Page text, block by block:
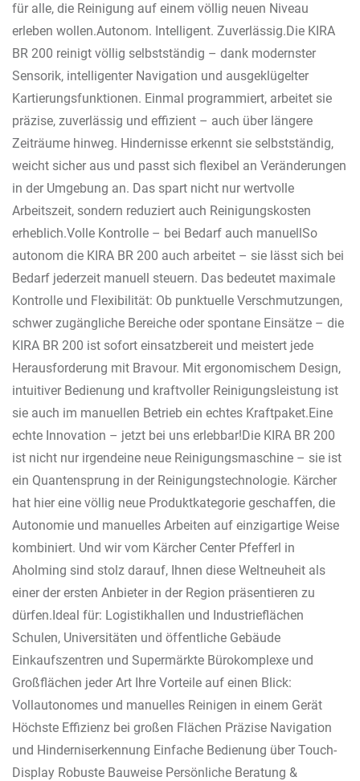
für alle, die Reinigung auf einem völlig neuen Niveau
erleben wollen.Autonom. Intelligent. Zuverlässig.Die KIRA
BR 200 reinigt völlig selbstständig – dank modernster
Sensorik, intelligenter Navigation und ausgeklügelter
Kartierungsfunktionen. Einmal programmiert, arbeitet sie
präzise, zuverlässig und effizient – auch über längere
Zeiträume hinweg. Hindernisse erkennt sie selbstständig,
weicht sicher aus und passt sich flexibel an Veränderungen
in der Umgebung an. Das spart nicht nur wertvolle
Arbeitszeit, sondern reduziert auch Reinigungskosten
erheblich.Volle Kontrolle – bei Bedarf auch manuellSo
autonom die KIRA BR 200 auch arbeitet – sie lässt sich bei
Bedarf jederzeit manuell steuern. Das bedeutet maximale
Kontrolle und Flexibilität: Ob punktuelle Verschmutzungen,
schwer zugängliche Bereiche oder spontane Einsätze – die
KIRA BR 200 ist sofort einsatzbereit und meistert jede
Herausforderung mit Bravour. Mit ergonomischem Design,
intuitiver Bedienung und kraftvoller Reinigungsleistung ist
sie auch im manuellen Betrieb ein echtes Kraftpaket.Eine
echte Innovation – jetzt bei uns erlebbar!Die KIRA BR 200
ist nicht nur irgendeine neue Reinigungsmaschine – sie ist
ein Quantensprung in der Reinigungstechnologie. Kärcher
hat hier eine völlig neue Produktkategorie geschaffen, die
Autonomie und manuelles Arbeiten auf einzigartige Weise
kombiniert. Und wir vom Kärcher Center Pfefferl in
Aholming sind stolz darauf, Ihnen diese Weltneuheit als
einer der ersten Anbieter in der Region präsentieren zu
dürfen.Ideal für: Logistikhallen und Industrieflächen
Schulen, Universitäten und öffentliche Gebäude
Einkaufszentren und Supermärkte Bürokomplexe und
Großflächen jeder Art Ihre Vorteile auf einen Blick:
Vollautonomes und manuelles Reinigen in einem Gerät
Höchste Effizienz bei großen Flächen Präzise Navigation
und Hinderniserkennung Einfache Bedienung über Touch-
Display Robuste Bauweise Persönliche Beratung &